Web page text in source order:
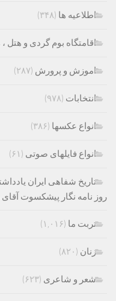
اطلاعیه ها (۳۴۸)
اقامتگاه بوم گردی و هتل ،
اموزش و پرورش (۲۸۷)
انتخابات (۹۷۸)
انواع عکسها (۳۸۶)
انواع فایلهای صوتی (۶۱)
تاریخ شفاهی ایران
روز نامه نگار پیشکسوت
تربت ما (۱,۰۱۶)
زنان (۸۲۰)
شعر و شاعری (۶۲۳)